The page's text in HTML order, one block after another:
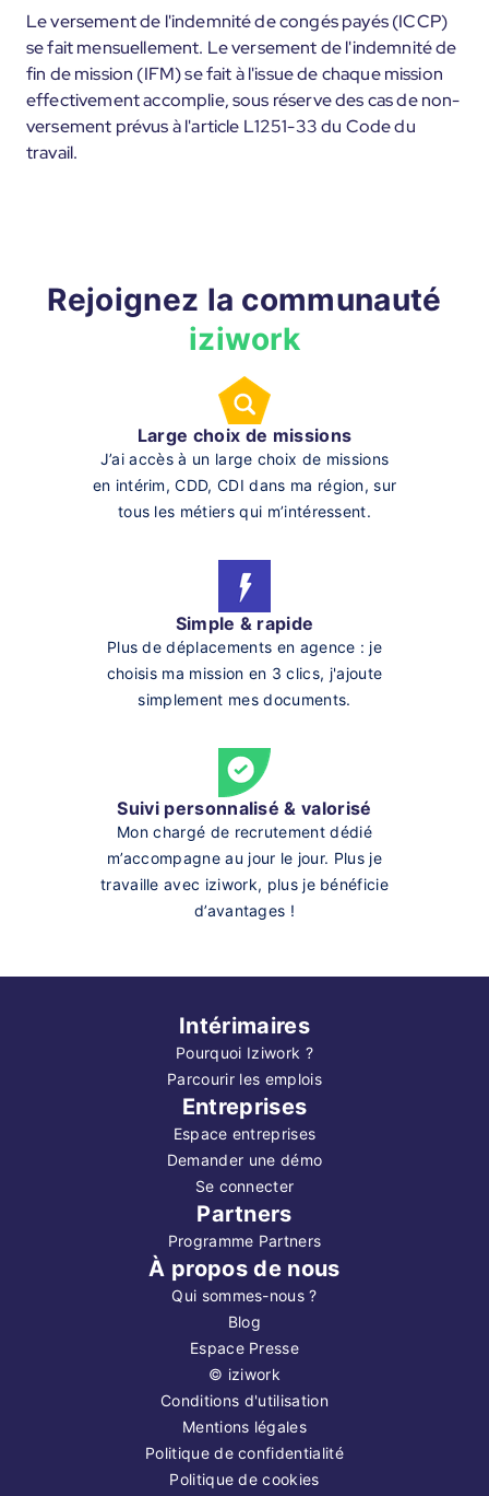
Le versement de l'indemnité de congés payés (ICCP)
se fait mensuellement. Le versement de l'indemnité de
fin de mission (IFM) se fait à l'issue de chaque mission
effectivement accomplie, sous réserve des cas de non-
versement prévus à l'article L1251-33 du Code du
travail.
Rejoignez la communauté
iziwork
Large choix de missions
J’ai accès à un large choix de missions
en intérim, CDD, CDI dans ma région, sur
tous les métiers qui m’intéressent.
Simple & rapide
Plus de déplacements en agence : je
choisis ma mission en 3 clics, j'ajoute
simplement mes documents.
Suivi personnalisé & valorisé
Mon chargé de recrutement dédié
m’accompagne au jour le jour. Plus je
travaille avec iziwork, plus je bénéficie
d’avantages !
Intérimaires
Pourquoi Iziwork ?
Parcourir les emplois
Entreprises
Espace entreprises
Demander une démo
Se connecter
Partners
Programme Partners
À propos de nous
Qui sommes-nous ?
Blog
Espace Presse
© iziwork
Conditions d'utilisation
Mentions légales
Politique de confidentialité
Politique de cookies